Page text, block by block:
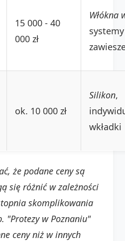
15 000 - 40
000 zł
Włókna
systemy
ok. 10 000 zł
Silikon,
wkładki
że podane ceny są
się różnić w zależności
skomplikowania
"Protezy w Poznaniu"
ceny niż w innych